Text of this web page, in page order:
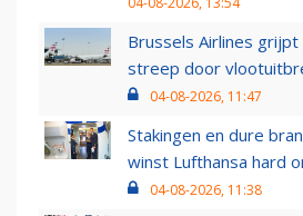
Brussels Airlines
streep door
04-08-2026, 11:47
Stakingen en dure
winst Lufthansa hard
04-08-2026, 11:38